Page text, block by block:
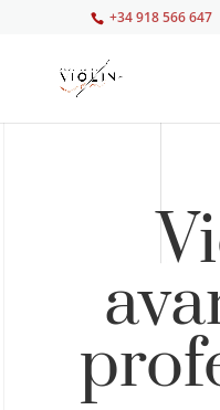
+34 918 566 647